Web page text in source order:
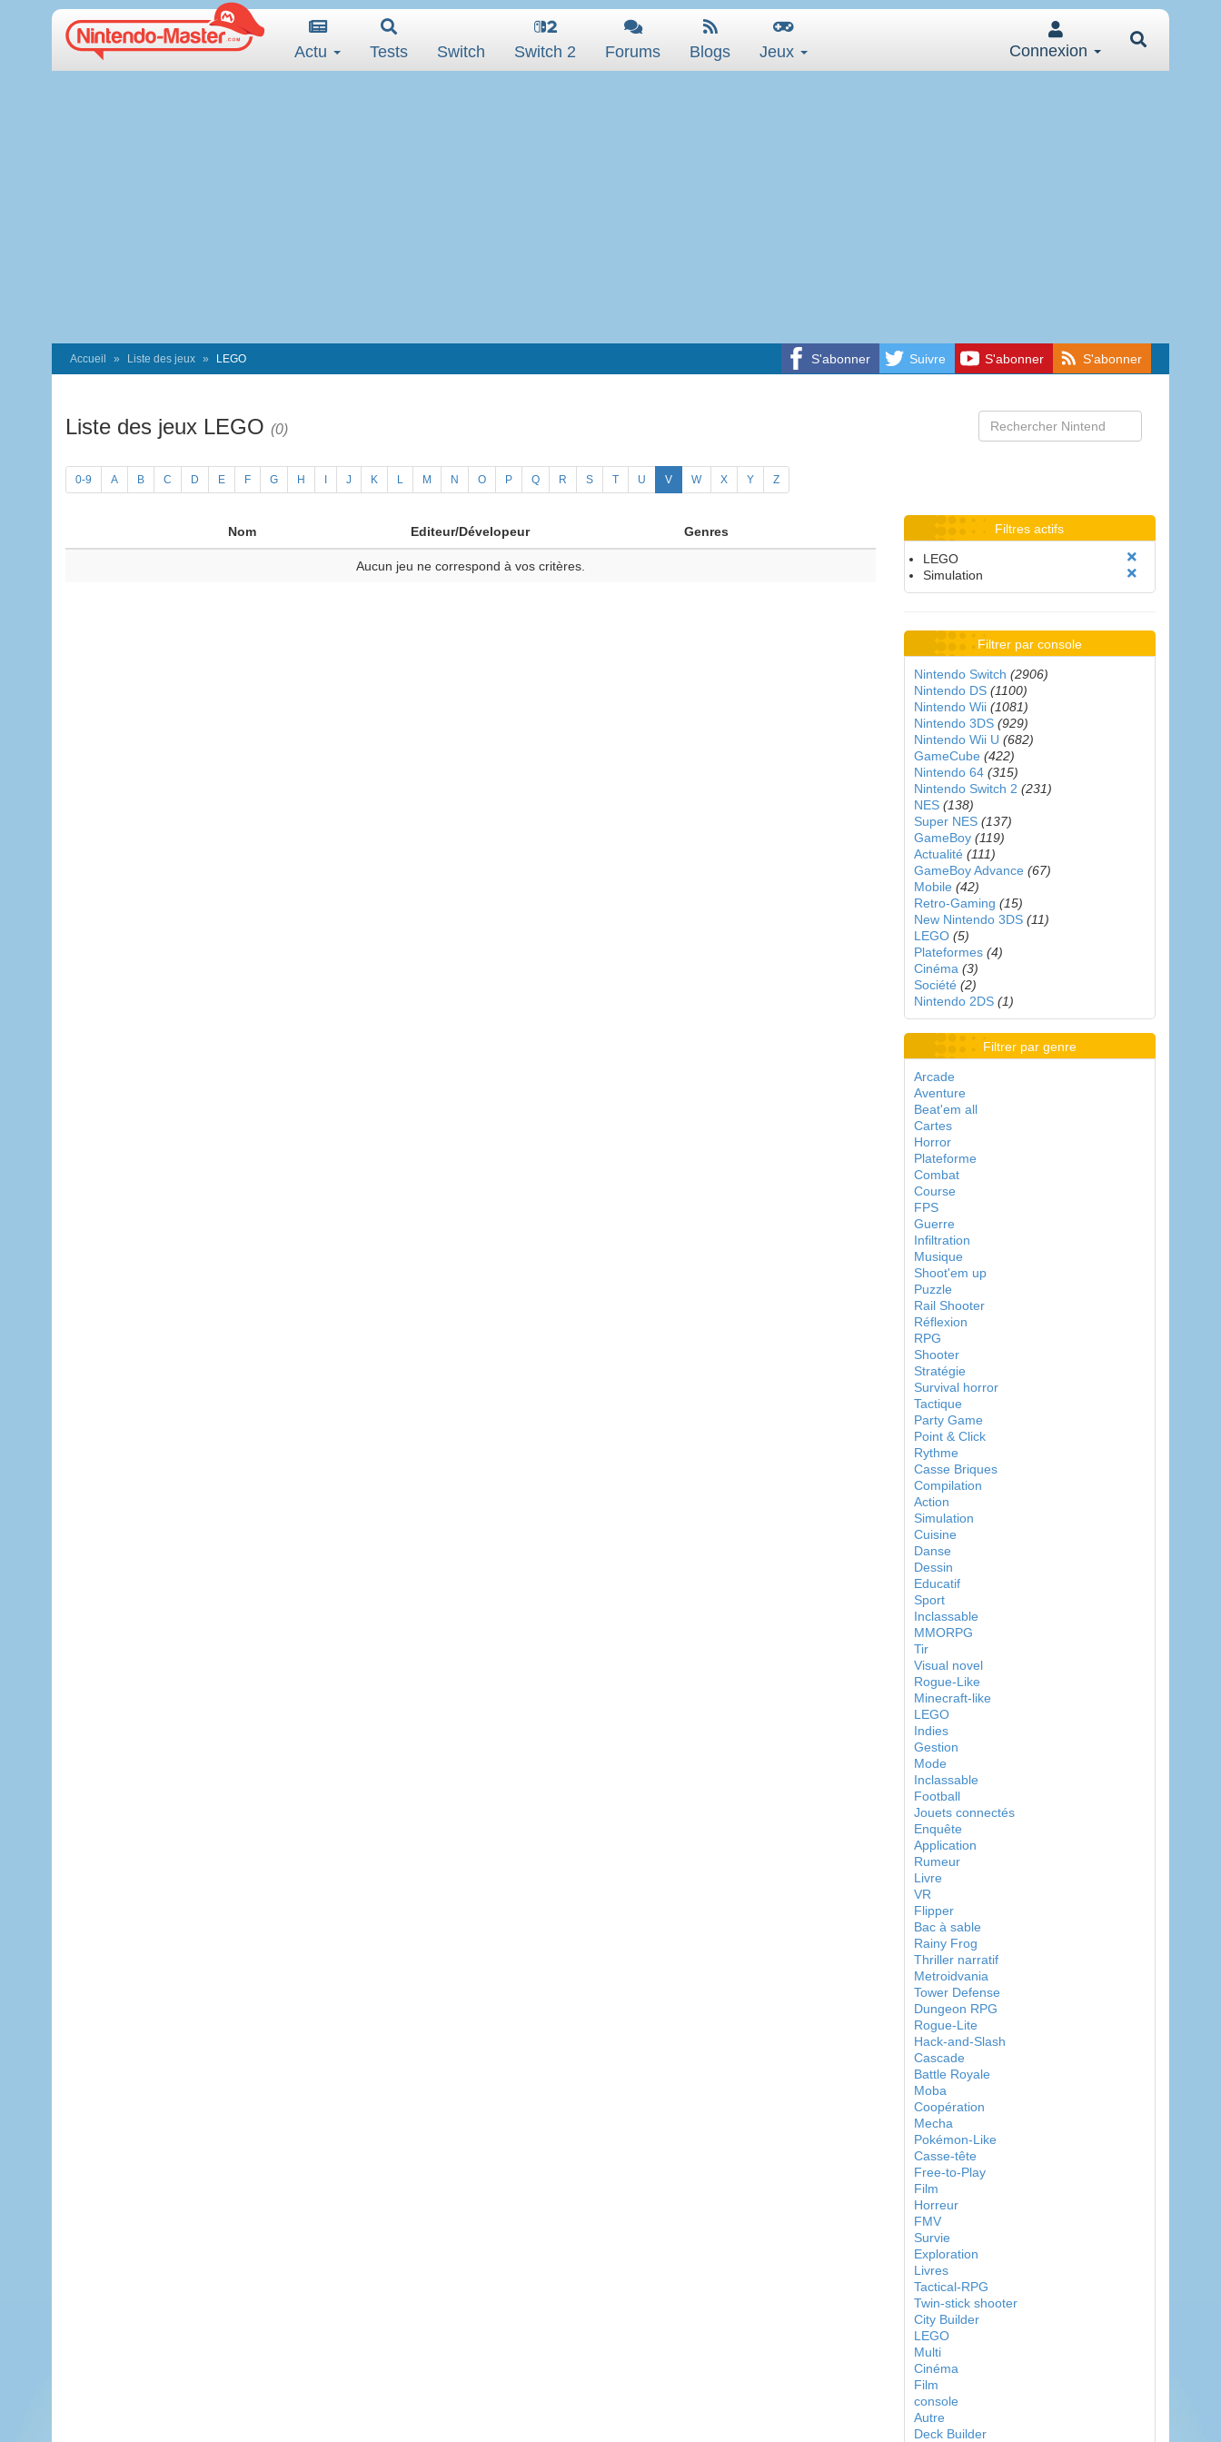
Actu Tests Switch Switch 2 Forums Blogs Jeux Connexion
S'abonner Suivre S'abonner S'abonner
Accueil Liste des jeux LEGO
Liste des jeux LEGO (0)
0-9 A B C D E F G H J K L M N O P Q R S T U V W X Y Z
Nom Editeur/Dévelopeur Genres
Aucun jeu ne correspond à vos critères.
Filtres actifs
LEGO
Simulation
Filtrer par console
Nintendo Switch (2906)
Nintendo DS (1100)
Nintendo Wii (1081)
Nintendo 3DS (929)
Nintendo Wii U (682)
GameCube (422)
Nintendo 64 (315)
Nintendo Switch 2 (231)
NES (138)
Super NES (137)
GameBoy (119)
Actualité (111)
GameBoy Advance (67)
Mobile (42)
Retro-Gaming (15)
New Nintendo 3DS (11)
LEGO (5)
Plateformes (4)
Cinéma (3)
Société (2)
Nintendo 2DS (1)
Filtrer par genre
Arcade
Aventure
Beat'em all
Cartes
Horror
Plateforme
Combat
Course
FPS
Guerre
Infiltration
Musique
Shoot'em up
Puzzle
Rail Shooter
Réflexion
RPG
Shooter
Stratégie
Survival horror
Tactique
Party Game
Point & Click
Rythme
Casse Briques
Compilation
Action
Simulation
Cuisine
Danse
Dessin
Educatif
Sport
Inclassable
MMORPG
Tir
Visual novel
Rogue-Like
Minecraft-like
LEGO
Indies
Gestion
Mode
Inclassable
Football
Jouets connectés
Enquête
Application
Rumeur
Livre
VR
Flipper
Bac à sable
Rainy Frog
Thriller narratif
Metroidvania
Tower Defense
Dungeon RPG
Rogue-Lite
Hack-and-Slash
Cascade
Battle Royale
Moba
Coopération
Mecha
Pokémon-Like
Casse-tête
Free-to-Play
Film
Horreur
FMV
Survie
Exploration
Livres
Tactical-RPG
Twin-stick shooter
City Builder
LEGO
Multi
Cinéma
Film
console
Autre
Deck Builder